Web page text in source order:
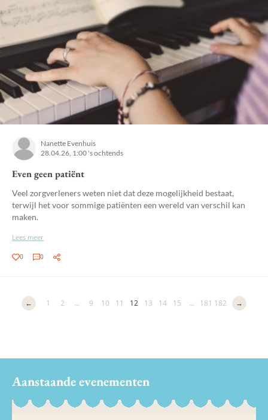
Nanette Evenhuis
28.04.26, 1:00 's ochtends
Even geen patiënt
Veel zorgverleners weten niet dat deze mogelijkheid bestaat,
terwijl het voor sommige patiënten een wereld van verschil kan
maken.
Lees meer
0 0
← 1 2 ... 9 10 11 12 13 14 15 ... 181 182 →
Aanstaande evenementen